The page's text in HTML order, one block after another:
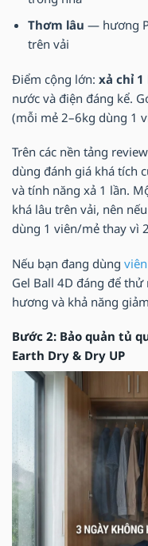
Thơm lâu — hương
trên vải
Điểm cộng lớn: xả chỉ 1
nước và điện đáng kể.
(mỗi mẻ 2–6kg dùng 1
Trên các nền tảng
dùng đánh giá khá tích
và tính năng xả 1 lần.
khá lâu trên vải, nên
dùng 1 viên/mẻ thay vì
Nếu bạn đang dùng
Gel Ball 4D đáng để
hương và khả năng
Bước 2: Bảo quản tủ
Earth Dry & Dry UP